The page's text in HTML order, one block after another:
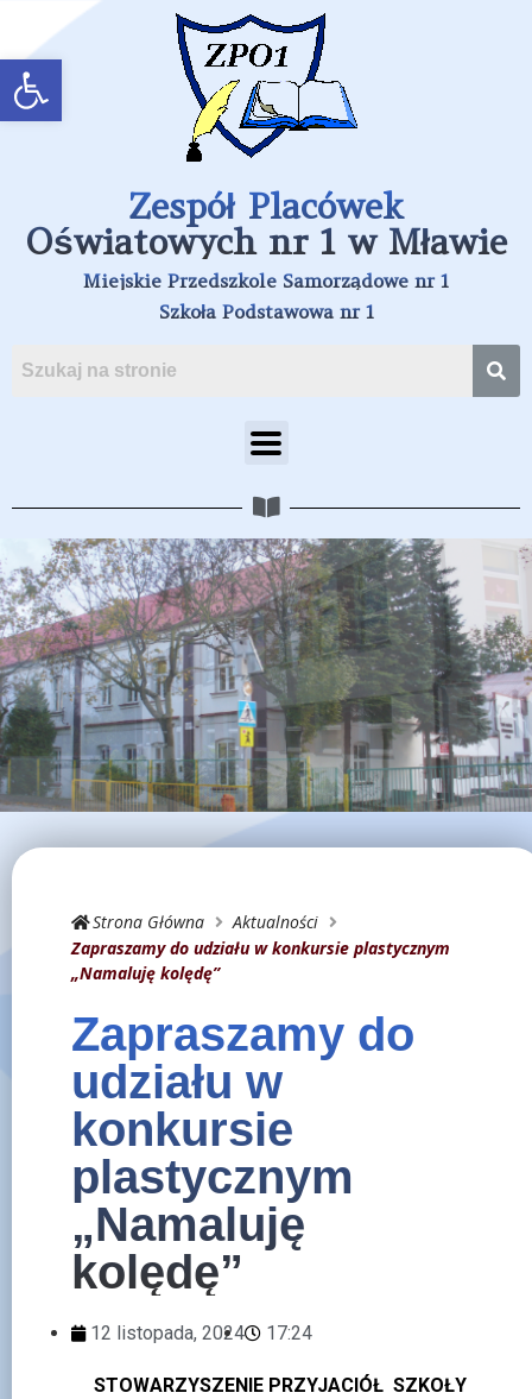
Open toolbar
Zespół Placówek
Oświatowych nr 1 w Mławie
Miejskie Przedszkole Samorządowe nr 1
Szkoła Podstawowa nr 1
Strona Główna
Aktualności
Zapraszamy do udziału w konkursie plastycznym
„Namaluję kolędę”
Zapraszamy do
udziału w
konkursie
plastycznym
„Namaluję
kolędę”
12 listopada, 2024 17:24
STOWARZYSZENIE PRZYJACIÓŁ SZKOŁY